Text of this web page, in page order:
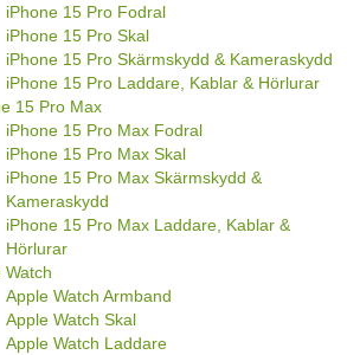
iPhone 15 Pro Fodral
iPhone 15 Pro Skal
iPhone 15 Pro Skärmskydd & Kameraskydd
iPhone 15 Pro Laddare, Kablar & Hörlurar
15 Pro Max
iPhone 15 Pro Max Fodral
iPhone 15 Pro Max Skal
iPhone 15 Pro Max Skärmskydd &
Kameraskydd
iPhone 15 Pro Max Laddare, Kablar &
Hörlurar
Watch
Apple Watch Armband
Apple Watch Skal
Apple Watch Laddare